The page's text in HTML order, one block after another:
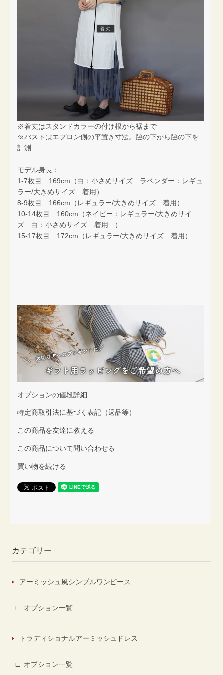
※着丈はスタンドカラーの付け根から裾まで
※バストはエプロン側の平置き寸法。脇の下から脇の下を
計測
モデル身長：
1-7枚目 169cm（白：小さめサイズ ラベンダー：レギュ
ラー/大きめサイズ 着用）
8-9枚目 166cm（レギュラー/大きめサイズ 着用）
10-14枚目 160cm（ネイビー：レギュラー/大きめサイ
ズ 白：小さめサイズ 着用 ）
15-17枚目 172cm（レギュラー/大きめサイズ 着用）
オプションの値段詳細
特定商取引法に基づく表記（返品等）
この商品を友達に教える
この商品について問い合わせる
買い物を続ける
カテゴリー
アーミッシュ風シンプルワンピース
オプション一覧
トラディショナルアーミッシュドレス
オプション一覧